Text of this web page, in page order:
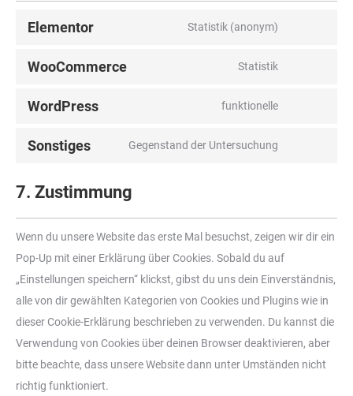
Elementor Statistik (anonym)
WooCommerce Statistik
WordPress funktionelle
Sonstiges Gegenstand der Untersuchung
7. Zustimmung
Wenn du unsere Website das erste Mal besuchst, zeigen wir dir ein
Pop-Up mit einer Erklärung über Cookies. Sobald du auf
„Einstellungen speichern“ klickst, gibst du uns dein Einverständnis,
alle von dir gewählten Kategorien von Cookies und Plugins wie in
dieser Cookie-Erklärung beschrieben zu verwenden. Du kannst die
Verwendung von Cookies über deinen Browser deaktivieren, aber
bitte beachte, dass unsere Website dann unter Umständen nicht
richtig funktioniert.